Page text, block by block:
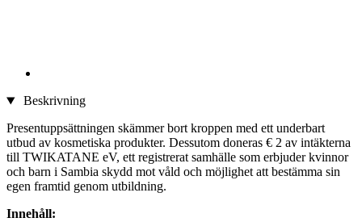
Beskrivning
Presentuppsättningen skämmer bort kroppen med ett underbart
utbud av kosmetiska produkter. Dessutom doneras € 2 av intäkterna
till TWIKATANE eV, ett registrerat samhälle som erbjuder kvinnor
och barn i Sambia skydd mot våld och möjlighet att bestämma sin
egen framtid genom utbildning.
Innehåll: